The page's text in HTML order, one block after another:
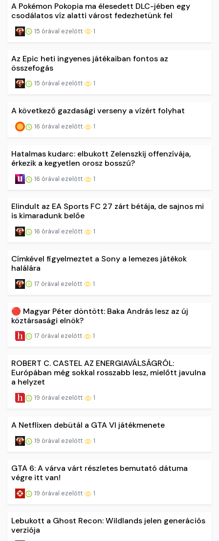
A Pokémon Pokopia ma élesedett DLC-jében egy
csodálatos víz alatti várost fedezhetünk fel
15 órával ezelőtt 1
Az Epic heti ingyenes játékaiban fontos az
összefogás
15 órával ezelőtt 1
A következő gazdasági verseny a vízért folyhat
16 órával ezelőtt 1
Hatalmas kudarc: elbukott Zelenszkij offenzívája,
érkezik a kegyetlen orosz bosszú?
16 órával ezelőtt 1
Elindult az EA Sports FC 27 zárt bétája, de sajnos mi
is kimaradunk belőe
16 órával ezelőtt 1
Címkével figyelmeztet a Sony a lemezes játékok
halálára
17 órával ezelőtt 1
🔴 Magyar Péter döntött: Baka András lesz az új
köztársasági elnök?
17 órával ezelőtt 1
ROBERT C. CASTEL AZ ENERGIAVÁLSÁGRÓL:
Európában még sokkal rosszabb lesz, mielőtt javulna
a helyzet
19 órával ezelőtt 1
A Netflixen debütál a GTA VI játékmenete
19 órával ezelőtt 1
GTA 6: A várva várt részletes bemutató dátuma
végre itt van!
19 órával ezelőtt 1
Lebukott a Ghost Recon: Wildlands jelen generációs
verziója